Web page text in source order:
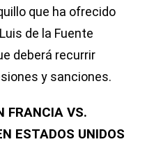
que ha ofrecido
de la Fuente
deberá recurrir
y sanciones.
FRANCIA VS.
ESTADOS UNIDOS